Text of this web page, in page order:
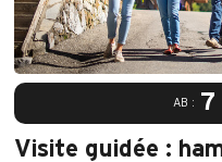
AB : 7
Visite guidée :